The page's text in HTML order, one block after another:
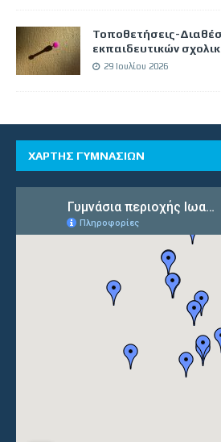
Τοποθετήσεις-
εκπαιδευτικών
29 Ιουλίου 2026
ΧΑΡΤΗΣ ΓΥΜΝΑΣΙΩΝ